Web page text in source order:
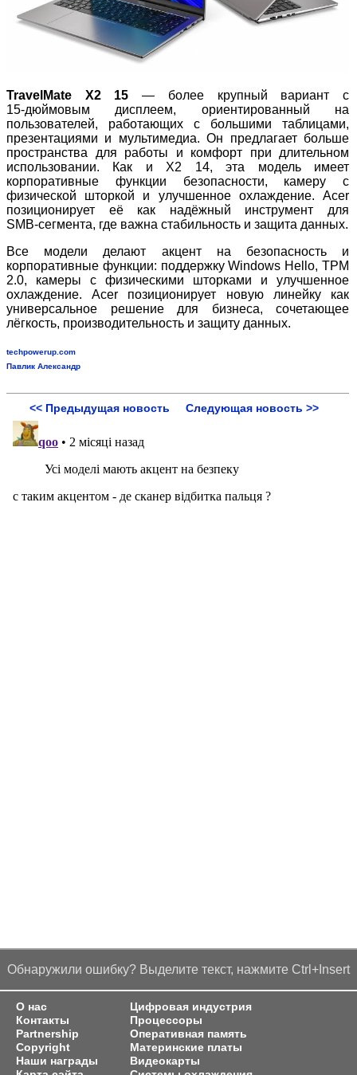
TravelMate X2 15 — более крупный вариант с
15‑дюймовым дисплеем, ориентированный на
пользователей, работающих с большими таблицами,
презентациями и мультимедиа. Он предлагает больше
пространства для работы и комфорт при длительном
использовании. Как и X2 14, эта модель имеет
корпоративные функции безопасности, камеру с
физической шторкой и улучшенное охлаждение. Acer
позиционирует её как надёжный инструмент для
SMB‑сегмента, где важна стабильность и защита данных.
Все модели делают акцент на безопасность и
корпоративные функции: поддержку Windows Hello, TPM
2.0, камеры с физическими шторками и улучшенное
охлаждение. Acer позиционирует новую линейку как
универсальное решение для бизнеса, сочетающее
лёгкость, производительность и защиту данных.
techpowerup.com
Павлик Александр
<< Предыдущая новость Следующая новость >>
Обнаружили ошибку? Выделите текст, нажмите Ctrl+Insert
О нас
Контакты
Partnership
Copyright
Наши награды
Цифровая индустрия
Процессоры
Оперативная память
Материнские платы
Видеокарты